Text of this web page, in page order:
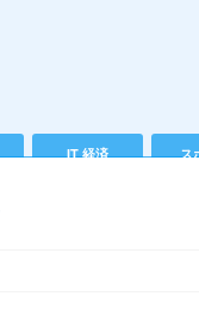
IT 経済 ス